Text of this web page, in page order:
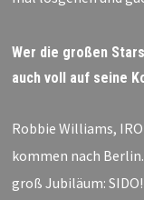
Wer die großen
auch voll auf seine
Robbie Williams,
kommen nach
groß Jubiläum: